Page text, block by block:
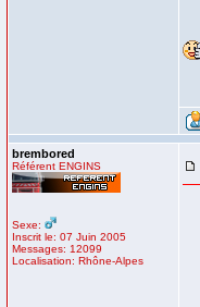
brembored
Référent ENGINS
Sexe:
Inscrit le: 07 Juin 2005
Messages: 12099
Localisation: Rhône-Alpes